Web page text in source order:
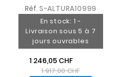
Réf. S-ALTURA10999
En stock: 1 -
Livraison sous 5 à 7
jours ouvrables
1 246,05 CHF
1 917,00 CHF